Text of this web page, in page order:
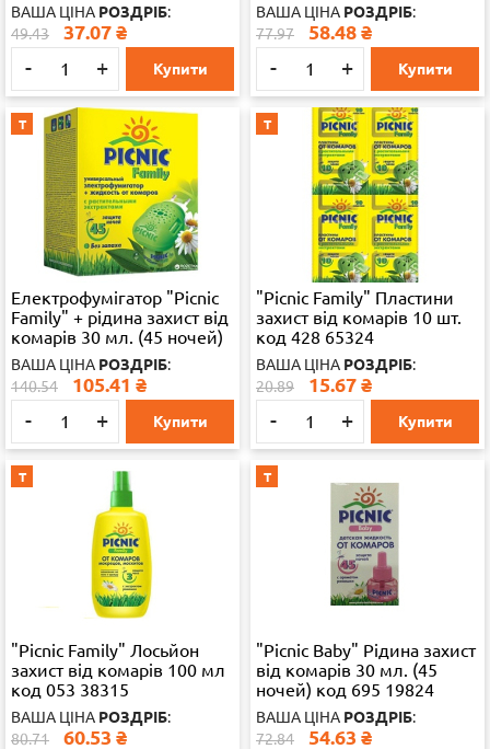
ВАША ЦІНА РОЗДРІБ:
49.43
37.07 ₴
- + Купити
ВАША ЦІНА РОЗДРІБ:
77.97
58.48 ₴
- + Купити
Т
Електрофумігатор "Picnic
Family" + рідина захист від
комарів 30 мл. (45 ночей)
код 022
ВАША ЦІНА РОЗДРІБ:
140.54
105.41 ₴
- + Купити
Т
"Picnic Family" Пластини
захист від комарів 10 шт.
код 428 65324
ВАША ЦІНА РОЗДРІБ:
20.89
15.67 ₴
- + Купити
Т
"Picnic Family" Лосьйон
захист від комарів 100 мл
код 053 38315
ВАША ЦІНА РОЗДРІБ:
80.71
60.53 ₴
Т
"Picnic Baby" Рідина захист
від комарів 30 мл. (45
ночей) код 695 19824
ВАША ЦІНА РОЗДРІБ:
72.84
54.63 ₴